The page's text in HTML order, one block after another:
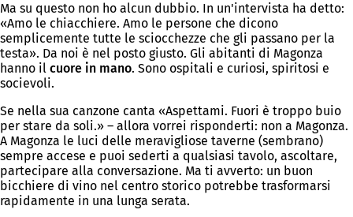
Ma su questo non ho alcun dubbio. In un'intervista ha detto:
«Amo le chiacchiere. Amo le persone che dicono
semplicemente tutte le sciocchezze che gli passano per la
testa». Da noi è nel posto giusto. Gli abitanti di Magonza
hanno il cuore in mano. Sono ospitali e curiosi, spiritosi e
socievoli.
Se nella sua canzone canta «Aspettami. Fuori è troppo buio
per stare da soli.» – allora vorrei risponderti: non a Magonza.
A Magonza le luci delle meravigliose taverne (sembrano)
sempre accese e puoi sederti a qualsiasi tavolo, ascoltare,
partecipare alla conversazione. Ma ti avverto: un buon
bicchiere di vino nel centro storico potrebbe trasformarsi
rapidamente in una lunga serata.